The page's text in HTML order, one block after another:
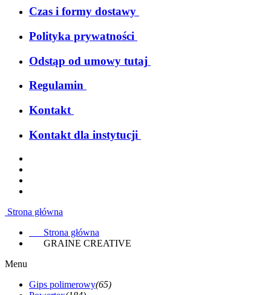
Czas i formy dostawy
Polityka prywatności
Odstąp od umowy tutaj
Regulamin
Kontakt
Kontakt dla instytucji
Strona główna
Strona główna
GRAINE CREATIVE
Menu
Gips polimerowy(65)